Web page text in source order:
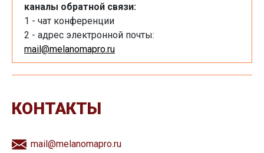
каналы обратной связи:
1 - чат конференции
2 - адрес электронной почты:
mail@melanomapro.ru
КОНТАКТЫ
mail@melanomapro.ru